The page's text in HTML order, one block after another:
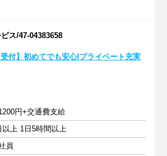
ス/47-04383658
受付】初めてでも安心|プライベート充実
円+交通費支給
以上 1日5時間以上
員